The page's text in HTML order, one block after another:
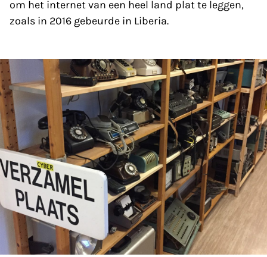
om het internet van een heel land plat te leggen,
zoals in 2016 gebeurde in Liberia.